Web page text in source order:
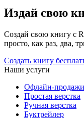
Издай свою
Создай свою книгу с
просто, как раз, два,
Создать книгу
Наши услуги
Офлайн-продажи
Простая верстка
Ручная верстка
Буктрейлер